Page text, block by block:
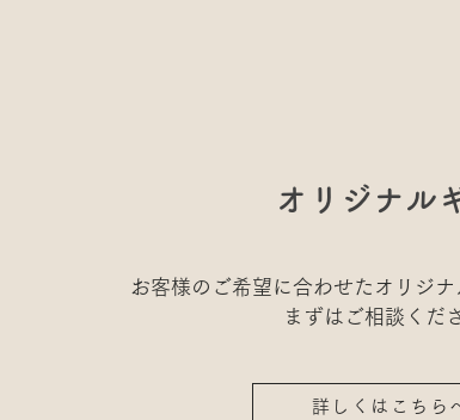
オリジナル
お客様のご希望に合わせたオリジナ
まずはご相談くだ
詳しくはこちら